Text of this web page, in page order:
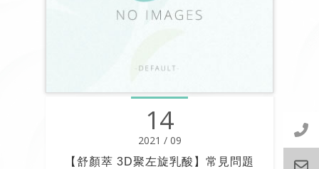
14
2021 / 09
【舒顏萃 3D聚左旋乳酸】常見問題